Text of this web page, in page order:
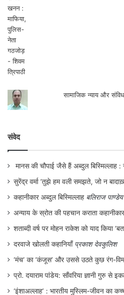
सामाजिक न्याय और
संवेद
मानस की चौपाई जैसे हैं अब्दुल बिस्मिल्लाह
सुरेंद्र वर्मा ‘तुझे हम वली समझते, जो न
कहानीकार अब्दुल बिस्मिल्लाह बलिराज पाण्डेय
अन्याय के स्रोत की पहचान कराता कहानीकार
शताब्दी वर्ष पर मोहन राकेश को याद किया
दरवाजे खोलती कहानियाँ प्रकाश देवकुलिश
‘मंच’ का ‘कंजूस’ और उससे उठते कुछ रंग-
प्रो. दयाराम पांडेय: साँवरिया ज्ञानी गुरु से
‘इंशाअल्लाह’ : भारतीय मुस्लिम-जीवन का